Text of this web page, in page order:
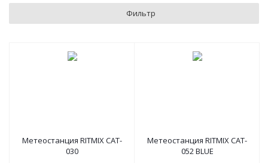
Фильтр
Метеостанция RITMIX CAT-
030
Метеостанция RITMIX CAT-
052 BLUE